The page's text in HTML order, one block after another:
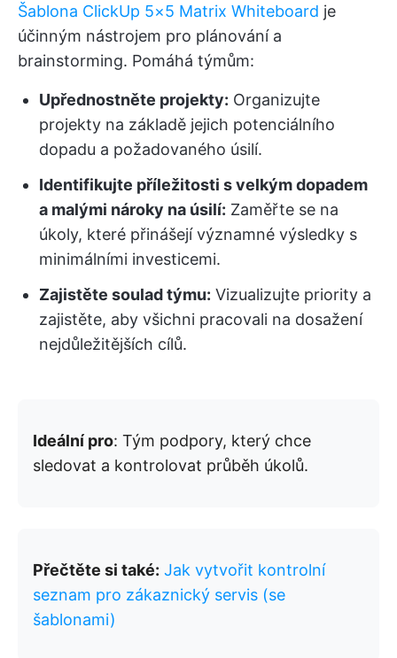
Šablona ClickUp 5×5 Matrix Whiteboard je
účinným nástrojem pro plánování a
brainstorming. Pomáhá týmům:
Upřednostněte projekty: Organizujte
projekty na základě jejich potenciálního
dopadu a požadovaného úsilí.
Identifikujte příležitosti s velkým dopadem
a malými nároky na úsilí: Zaměřte se na
úkoly, které přinášejí významné výsledky s
minimálními investicemi.
Zajistěte soulad týmu: Vizualizujte priority a
zajistěte, aby všichni pracovali na dosažení
nejdůležitějších cílů.
Ideální pro: Tým podpory, který chce
sledovat a kontrolovat průběh úkolů.
Přečtěte si také: Jak vytvořit kontrolní
seznam pro zákaznický servis (se
šablonami)